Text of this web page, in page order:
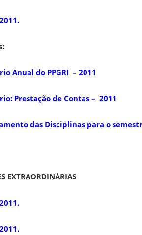
Anual do PPGRI – 2011
Prestação de Contas – 2011
das Disciplinas para o
EXTRAORDINÁRIAS
.